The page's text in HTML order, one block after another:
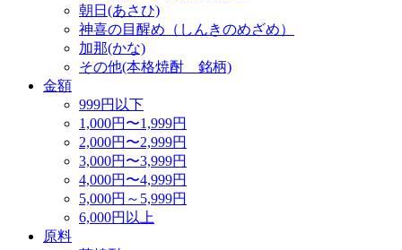
朝日(あさひ)
神喜の目醒め（しんきのめざめ）
加那(かな)
その他(本格焼酎 銘柄)
金額
999円以下
1,000円〜1,999円
2,000円〜2,999円
3,000円〜3,999円
4,000円〜4,999円
5,000円～5,999円
6,000円以上
原料